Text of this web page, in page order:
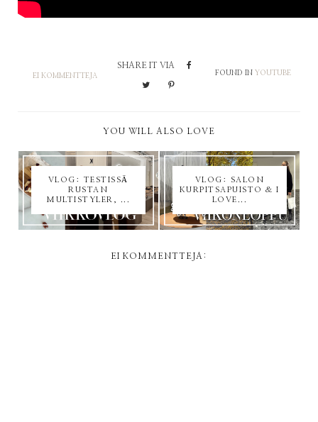
EI KOMMENTTEJA
SHARE IT VIA
FOUND IN YOUTUBE
YOU WILL ALSO LOVE
VLOG: TESTISSÄ
RUSTAN
MULTISTYLER, ...
VLOG: SALON
KURPITSAPUISTO & I
LOVE...
EI KOMMENTTEJA: